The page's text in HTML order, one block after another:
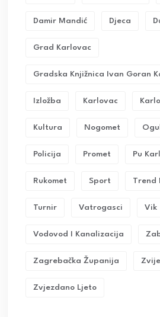
Damir Mandić Djeca
Grad Karlovac
Gradska Knjižnica Ivan Goran
Izložba Karlovac
Kultura Nogomet
Policija Promet Pu
Rukomet Sport Trend
Turnir Vatrogasci Vik
Vodovod I Kanalizacija
Zagrebačka Županija
Zvjezdano Ljeto